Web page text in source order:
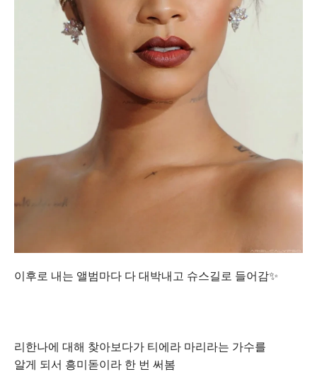
이후로 내는 앨범마다 다 대박내고 슈스길로 들어감✨
리한나에 대해 찾아보다가 티에라 마리라는 가수를
알게 되서 흥미돋이라 한 번 써봄